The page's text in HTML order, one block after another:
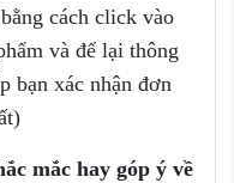
cách click vào
và để lại thông
bạn xác nhận đơn
mắc hay góp ý về